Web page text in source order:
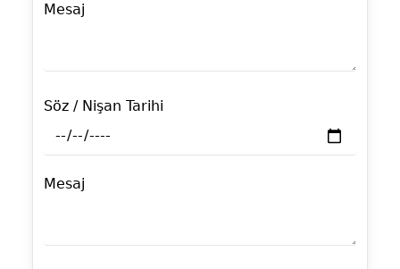
Mesaj
Söz / Nişan Tarihi
Mesaj